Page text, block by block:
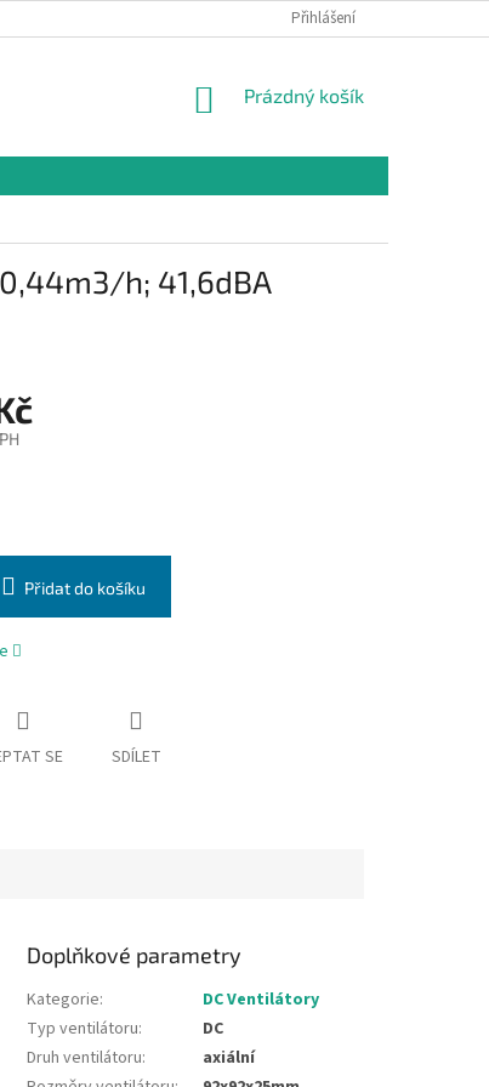
Přihlášení
NÁKUPNÍ
Prázdný košík
h; 41,6dBA
Přidat do košíku
SE SDÍLET
Doplňkové parametry
Kategorie:
DC Ventilátory
Typ ventilátoru:
DC
Druh ventilátoru:
axiální